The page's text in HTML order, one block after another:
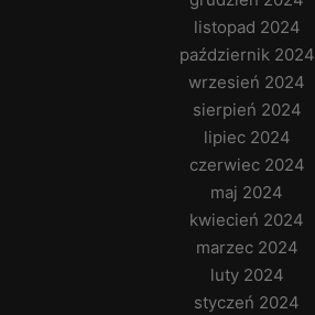
listopad 2024
październik 2024
wrzesień 2024
sierpień 2024
lipiec 2024
czerwiec 2024
maj 2024
kwiecień 2024
marzec 2024
luty 2024
styczeń 2024